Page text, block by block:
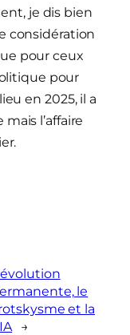
je dis bien
considération
pour ceux
pour
en 2025, il a
l’affaire
le
et la
→